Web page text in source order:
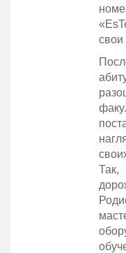
свои